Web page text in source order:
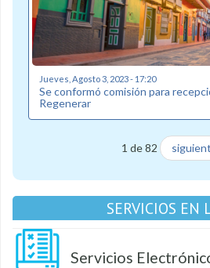
Jueves, Agosto 3, 2023 - 17:20
Se conformó comisión para
Regenerar
1 de 82
SERVICIOS EN
Servicios